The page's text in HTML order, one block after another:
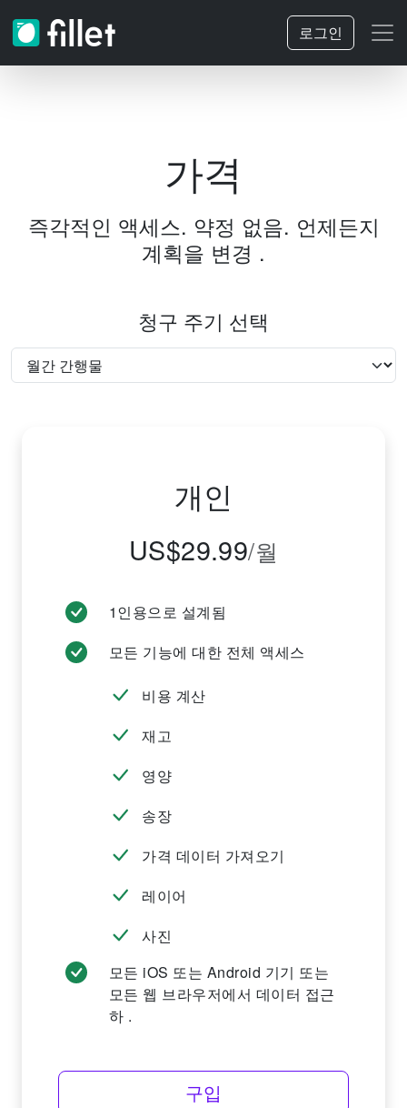
로그인
가격
즉각적인 액세스. 약정 없음. 언제든지
계획을 변경 .
청구 주기 선택
개인
US$29.99/월
1인용으로 설계됨
모든 기능에 대한 전체 액세스
비용 계산
재고
영양
송장
가격 데이터 가져오기
레이어
사진
모든 iOS 또는 Android 기기 또는
모든 웹 브라우저에서 데이터 접근
하 .
구입